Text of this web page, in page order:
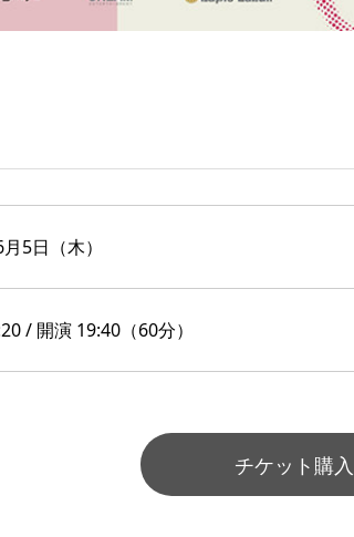
5日（木）
/ 開演 19:40（60分）
チケット購